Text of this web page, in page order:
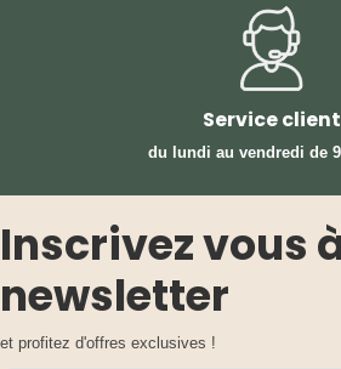
Service client
du lundi au vendredi de
Inscrivez vous
newsletter
et profitez d'offres exclusives !